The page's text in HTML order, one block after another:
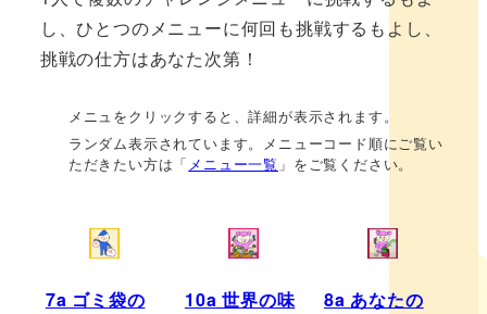
し、ひとつのメニューに何回も挑戦するもよし、
挑戦の仕方はあなた次第！
メニュをクリックすると、詳細が表示されます。
ランダム表示されています。メニューコード順にご覧い
ただきたい方は「 メニュー一覧 」をご覧ください。
7a ゴミ袋の
10a 世界の味
8a あなたの